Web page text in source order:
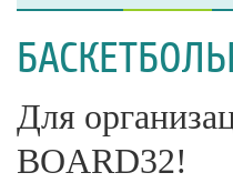
Для
BOARD32!